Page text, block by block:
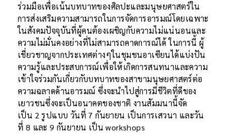
ร่วมมือเพื่อเน้นบทบาทของศิลปะและมนุษยศาสตร์ใน
การส่งเสริมความสามารถในการจัดการอารมณ์โดยเฉพาะ
ในสังคมปัจจุบันที่ผู้คนต้องเผชิญกับความไม่แน่นอนและ
ความไม่มั่นคงอย่างที่ไม่สามารถคาดการณ์ได้ ในการนี้ ผู้
เชี่ยวชาญจากประเทศต่างๆในชุมชนอาเซียนได้แบ่งปัน
ความรู้และประสบการณ์เพื่อให้เกิดการสนทนาและความ
เข้าใจร่วมกันเกี่ยวกับบทบาทของสาขามนุษยศาสตร์ต่อ
ความฉลาดด้านอารมณ์ ซึ่งจะนำไปสู่การมีชีวิตที่ดีของ
เยาวชนซึ่งจะเป็นอนาคตของชาติ งานสัมมนานี้จัด
เป็น 2 รูปแบบ วันที่ 7 กันยายน เป็นการเสวนา และวัน
ที่ 8 และ 9 กันยายน เป็น workshops